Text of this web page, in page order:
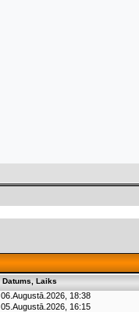
Datums, Laiks
06.Augustā.2026, 18:38
05.Augustā.2026, 16:15